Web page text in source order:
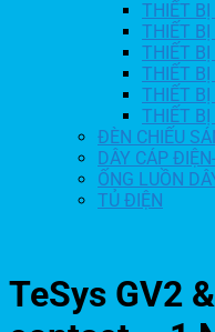
THIẾT BỊ
THIẾT
THIẾT
THIẾT
THIẾT BỊ
THIẾT
ĐÈN CHIẾU
DÂY CÁP
ỐNG LUỒN
TỦ ĐIỆN
TeSys GV2